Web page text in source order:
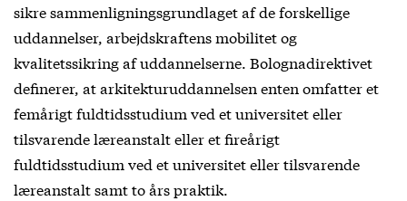
sikre sammenligningsgrundlaget af de forskellige
uddannelser, arbejdskraftens mobilitet og
kvalitetssikring af uddannelserne. Bolognadirektivet
definerer, at arkitekturuddannelsen enten omfatter et
femårigt fuldtidsstudium ved et universitet eller
tilsvarende læreanstalt eller et fireårigt
fuldtidsstudium ved et universitet eller tilsvarende
læreanstalt samt to års praktik.